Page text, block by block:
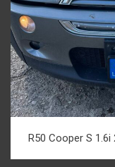
R50 Cooper S